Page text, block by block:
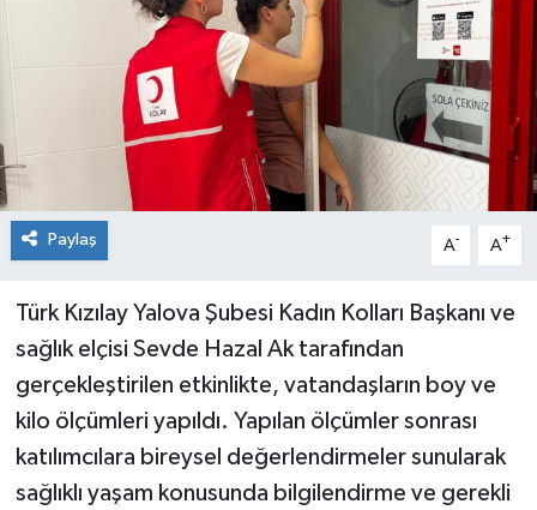
Paylaş A- A+
Türk Kızılay Yalova Şubesi Kadın Kolları Başkanı ve
sağlık elçisi Sevde Hazal Ak tarafından
gerçekleştirilen etkinlikte, vatandaşların boy ve
kilo ölçümleri yapıldı. Yapılan ölçümler sonrası
katılımcılara bireysel değerlendirmeler sunularak
sağlıklı yaşam konusunda bilgilendirme ve gerekli